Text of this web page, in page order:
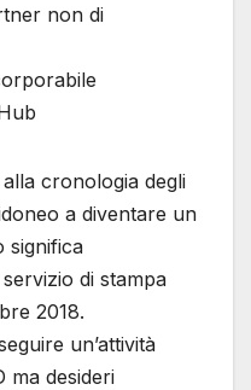
non di
cronologia degli
a diventare un
significa
di stampa
2018.
un’attività
ma desideri